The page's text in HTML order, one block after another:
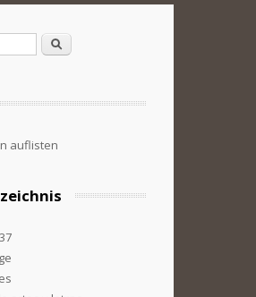
Search
auflisten